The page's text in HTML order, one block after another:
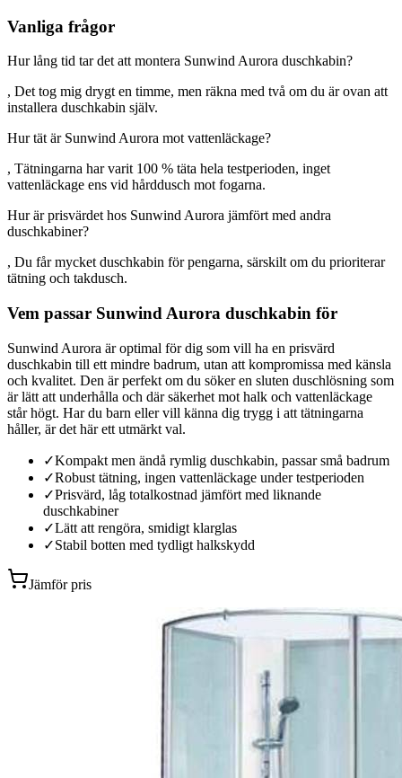
Vanliga frågor
Hur lång tid tar det att montera Sunwind Aurora duschkabin?
, Det tog mig drygt en timme, men räkna med två om du är ovan att
installera duschkabin själv.
Hur tät är Sunwind Aurora mot vattenläckage?
, Tätningarna har varit 100 % täta hela testperioden, inget
vattenläckage ens vid hårddusch mot fogarna.
Hur är prisvärdet hos Sunwind Aurora jämfört med andra
duschkabiner?
, Du får mycket duschkabin för pengarna, särskilt om du prioriterar
tätning och takdusch.
Vem passar Sunwind Aurora duschkabin för
Sunwind Aurora är optimal för dig som vill ha en prisvärd
duschkabin till ett mindre badrum, utan att kompromissa med känsla
och kvalitet. Den är perfekt om du söker en sluten duschlösning som
är lätt att underhålla och där säkerhet mot halk och vattenläckage
står högt. Har du barn eller vill känna dig trygg i att tätningarna
håller, är det här ett utmärkt val.
✓Kompakt men ändå rymlig duschkabin, passar små badrum
✓Robust tätning, ingen vattenläckage under testperioden
✓Prisvärd, låg totalkostnad jämfört med liknande
duschkabiner
✓Lätt att rengöra, smidigt klarglas
✓Stabil botten med tydligt halkskydd
Jämför pris